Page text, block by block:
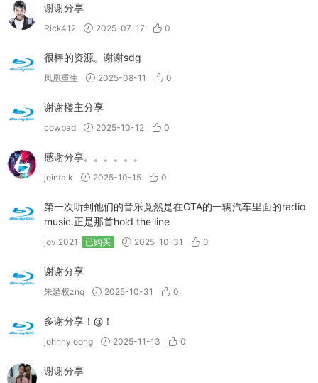
谢谢分享
Rick412 2025-07-17 0
很棒的资源。谢谢sdg
凤凰重生 2025-08-11 0
谢谢楼主分享
cowbad 2025-10-12 0
感谢分享。。。。。。
jointalk 2025-10-15 0
第一次听到他们的音乐竟然是在GTA的一辆汽车里面的radio
music.正是那首hold the line
jovi2021 已购买 2025-10-31 0
谢谢分享
朱廼权znq 2025-10-31 0
多谢分享！@！
johnnyloong 2025-11-13 0
谢谢分享